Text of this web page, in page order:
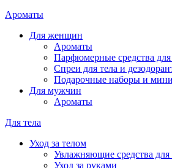
Ароматы
Для женщин
Ароматы
Парфюмерные средства для
Спреи для тела и
Подарочные наборы и
Для мужчин
Ароматы
Для тела
Уход за телом
Увлажняющие средства для
Уход за руками